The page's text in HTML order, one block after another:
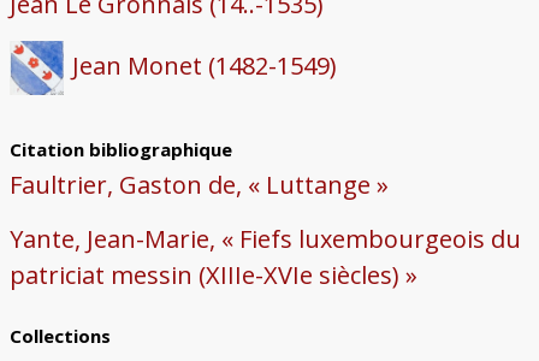
Jean Monet (1482-1549)
Citation bibliographique
Faultrier, Gaston de, « Luttange »
Yante, Jean-Marie, « Fiefs luxembourgeois du
patriciat messin (XIIIe-XVIe siècles) »
Collections